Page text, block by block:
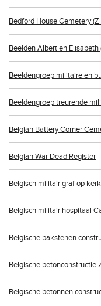
Bedford House Cemetery
Beelden Albert en Elisabeth
Beeldengroep militaire en
Beeldengroep treurende
Belgian Battery Corner
Belgian War Dead Register
Belgisch militair graf op
Belgisch militair hospitaal
Belgische bakstenen
Belgische betonconstructie
Belgische betonnen